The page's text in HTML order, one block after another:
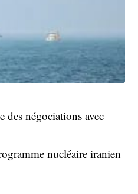
des négociations avec
nucléaire iranien